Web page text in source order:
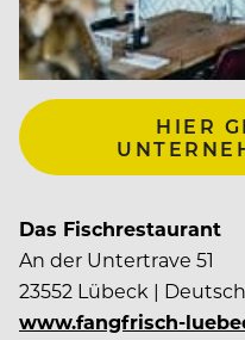
HIER
Das Fischrestaurant
An der Untertrave 51
23552 Lübeck |
www.fangfrisch-